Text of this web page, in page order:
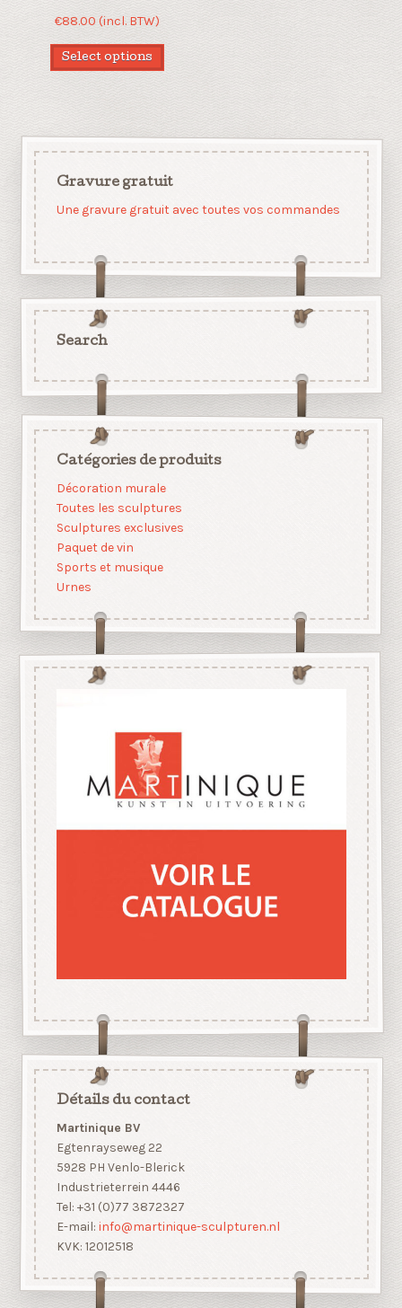
€88.00 (incl. BTW)
Select options
Gravure gratuit
Une gravure gratuit avec toutes vos commandes
Search
Catégories de produits
Décoration murale
Toutes les sculptures
Sculptures exclusives
Paquet de vin
Sports et musique
Urnes
Détails du contact
Martinique BV
Egtenrayseweg 22
5928 PH Venlo-Blerick
Industrieterrein 4446
Tel: +31 (0)77 3872327
E-mail: info@martinique-sculpturen.nl
KVK: 12012518